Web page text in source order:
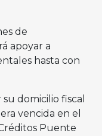
de
apoyar a
hasta con
domicilio fiscal
vencida en el
Puente